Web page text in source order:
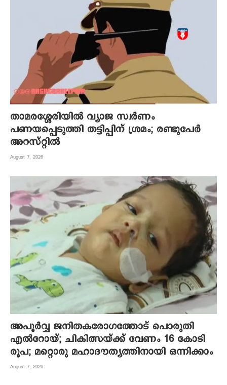
താമരശ്ശേരിയിൽ വ്യാജ സ്വർണം
പണയപ്പെടുത്തി തട്ടിപ്പിന് ശ്രമം; രണ്ടുപേർ
അറസ്റ്റിൽ
August 7, 2026
അപൂര്‍വ്വ ജനിതകരോഗത്തോട് പൊരുതി
എല്‍റോയ്; ചികിത്സയ്ക്ക് വേണം 16 കോടി
രൂപ; മറ്റൊരു മഹാദൗത്യത്തിനായി ഒന്നിക്കാം
August 7, 2026